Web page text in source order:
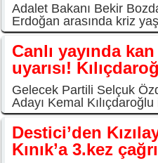
Adalet Bakanı Bekir
Erdoğan arasında kriz
Canlı yayında
uyarısı!
Gelecek Partili Selçuk
Adayı Kemal
Destici’den
Kınık’a 3.kez çağrı